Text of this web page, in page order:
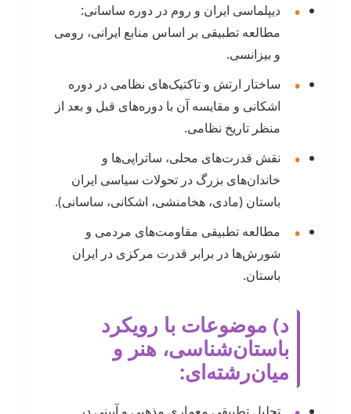
•
دیپلماسی ایران و روم در دوره ساسانی:
مطالعه تطبیقی بر اساس منابع ایرانی، رومی
و بیزانسی.
•
ساختار ارتش و تاکتیک‌های نظامی در دوره
اشکانی و مقایسه آن با دوره‌های قبل و بعد از
منظر تاریخ نظامی.
•
نقش قدرت‌های محلی، ساتراپی‌ها و
خاندان‌های بزرگ در تحولات سیاسی ایران
باستان (مادی، هخامنشی، اشکانی، ساسانی).
•
مطالعه تطبیقی مقاومت‌های مردمی و
شورش‌ها در برابر قدرت مرکزی در ایران
باستان.
د) موضوعات با رویکرد
باستان‌شناسی، هنر و
میان‌رشته‌ای: